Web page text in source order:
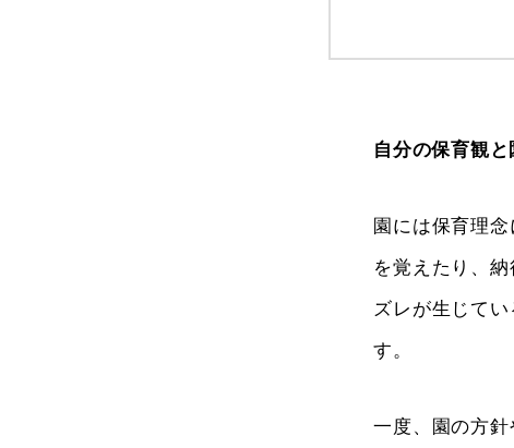
自分の保育観
園には保育理
を覚えたり、
ズレが生じて
す。
一度、園の方